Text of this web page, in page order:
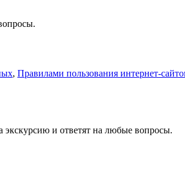
, Правилами пользования интернет-
и ответят на любые вопросы.